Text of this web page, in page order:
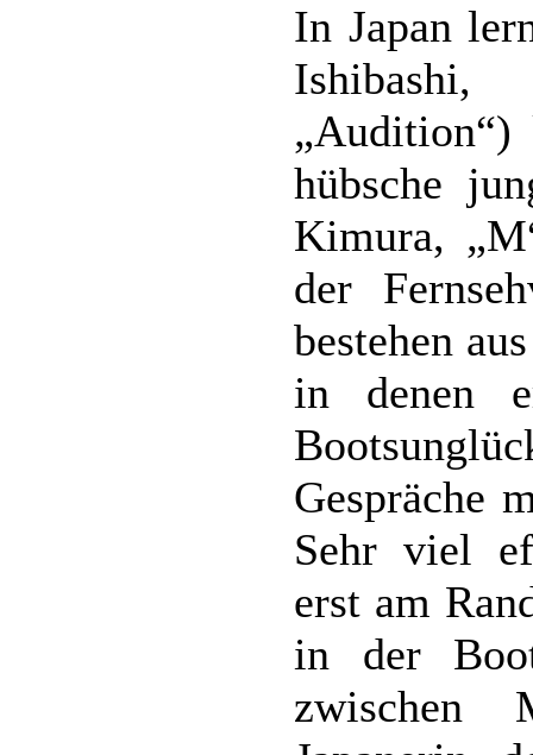
In Japan
„Audition“)
hübsche
Kimura,
der
bestehen
in denen
Gespräche
Sehr viel
erst am
in der
zwischen